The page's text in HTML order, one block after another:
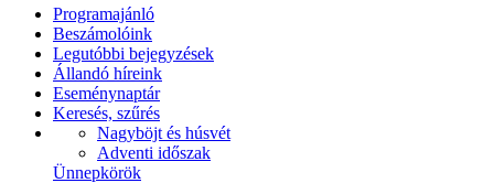
Programajánló
Beszámolóink
Legutóbbi bejegyzések
Állandó híreink
Eseménynaptár
Keresés, szűrés
Nagyböjt és húsvét
Adventi időszak
Ünnepkörök